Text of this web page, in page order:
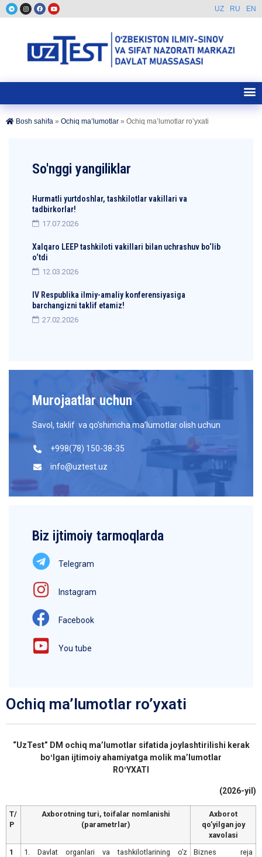
UZ RU EN
Bosh sahifa » Ochiq ma’lumotlar » Ochiq ma’lumotlar ro’yxati
So'nggi yangiliklar
Hurmatli yurtdoshlar, tashkilotlar vakillari va
tadbirkorlar!
17.07.2026
Xalqaro LEEP tashkiloti vakillari bilan uchrashuv bo‘lib
o‘tdi
12.03.2026
IV Respublika ilmiy-amaliy konferensiyasiga
barchangizni taklif etamiz!
27.02.2026
Murojaatlar uchun
Savol, taklif va qo’shimcha ma’lumotlar olish uchun
+998(78) 150-38-35
info@uztest.uz
Biz ijtimoiy tarmoqlarda
Telegram
Instagram
Facebook
You tube
Ochiq ma’lumotlar ro’yxati
“UzTest” DM ochiq maʼlumotlar sifatida joylashtirilishi kerak
boʻlgan ijtimoiy ahamiyatga molik maʼlumotlar
ROʻYXATI
(2026-yil)
T/
Р
Аxborotning turi, toifalar nomlanishi
(parametrlar)
Аxborot
qoʼyilgan joy
xavolasi
1
1. Davlat organlari va tashkilotlarining oʼz
Biznes reja